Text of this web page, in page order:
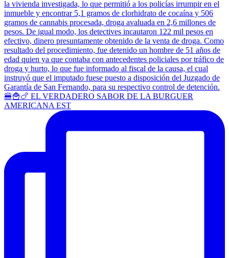
🍔🍟🍗 EL VERDADERO SABOR DE LA BURGUER
AMERICANA EST